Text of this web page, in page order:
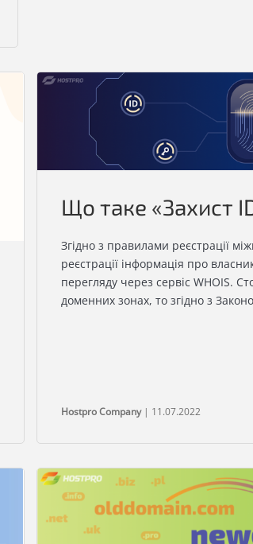
Що таке «Захист
Згідно з правилами реєстрації
реєстрації інформація про
перегляду через сервіс WHOIS.
доменних зонах, то згідно з
Hostpro Company| 11.07.2022